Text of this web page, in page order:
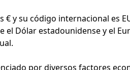
€ y su código internacional es
Dólar estadounidense y el
por diversos factores